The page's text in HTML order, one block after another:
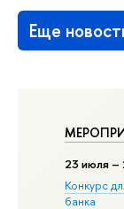
23 июля –
Конкурс
банка
Еще